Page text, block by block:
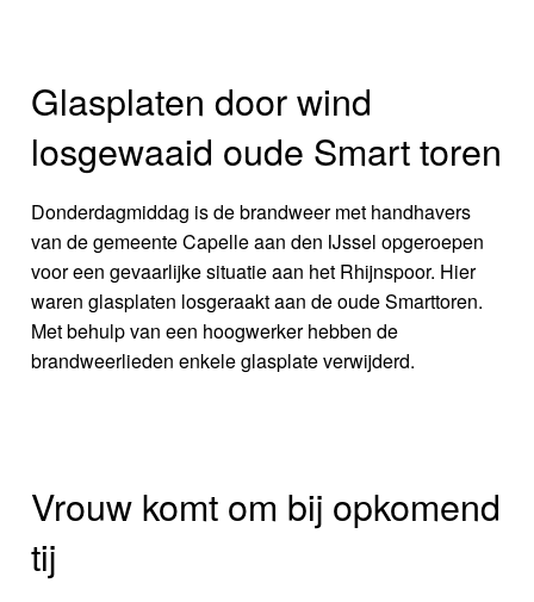
Glasplaten door wind
losgewaaid oude Smart toren
Donderdagmiddag is de brandweer met handhavers
van de gemeente Capelle aan den IJssel opgeroepen
voor een gevaarlijke situatie aan het Rhijnspoor. Hier
waren glasplaten losgeraakt aan de oude Smarttoren.
Met behulp van een hoogwerker hebben de
brandweerlieden enkele glasplate verwijderd.
Vrouw komt om bij opkomend
tij